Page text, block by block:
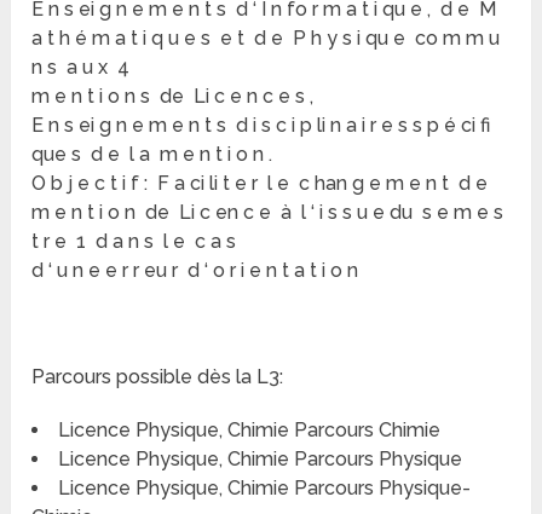
E n s ei g n e m e n t s d ‘ I n fo r m a t i qu e , d e M
a t h é m a t i q u e s e t d e P h y s i qu e co m m u
n s a u x 4
m e n t i o n s de Li c e n c e s ,
E n s ei g n e m e n t s d i s c i p li n a i r e s s p é ci fi
que s d e l a m e n t i o n .
O b j e c t i f : F a ci li t e r l e c han g e m e n t d e
m e n t i o n de Li c en c e à l ‘ i s s u e du s e m e s
t r e 1 d a n s l e c a s
d ‘ u n e e r r eu r d ‘ o r i e n t a t i o n
Parcours possible dès la L3:
Licence Physique, Chimie Parcours Chimie
Licence Physique, Chimie Parcours Physique
Licence Physique, Chimie Parcours Physique-